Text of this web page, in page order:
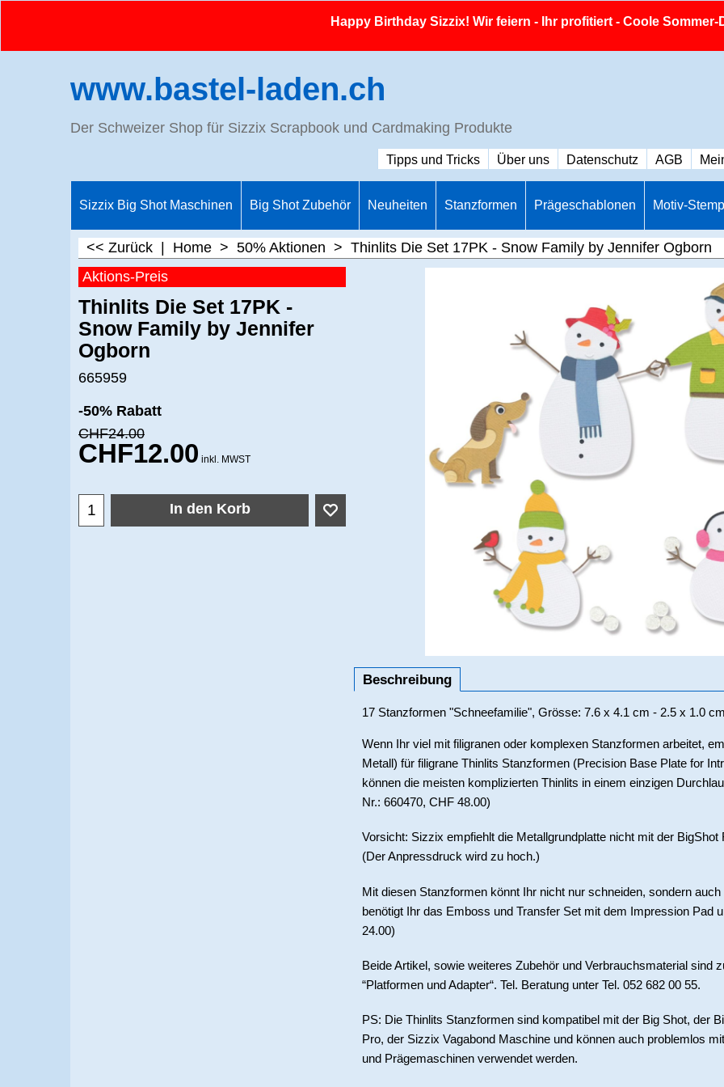
Happy Birthday Sizzix! Wir feiern - Ihr profitiert - Coole Sommer-
www.bastel-laden.ch
Der Schweizer Shop für Sizzix Scrapbook und Cardmaking Produkte
Tipps und Tricks Über uns Datenschutz AGB
Sizzix Big Shot Maschinen Big Shot Zubehör Neuheiten Stanzformen Prägeschablonen Motiv-
<< Zurück Home > 50% Aktionen > Thinlits Die Set 17PK - Snow Family by Jennifer Ogborn
Aktions-Preis
Thinlits Die Set 17PK -
Snow Family by Jennifer
Ogborn
665959
-50% Rabatt
CHF24.00
CHF12.00 inkl. MWST
In den Korb
Beschreibung
17 Stanzformen "Schneefamilie", Grösse: 7.6 x 4.1 cm - 2.5 x 1.0
Wenn Ihr viel mit filigranen oder komplexen Stanzformen arbeitet,
Metall) für filigrane Thinlits Stanzformen (Precision Base Plate for
können die meisten komplizierten Thinlits in einem einzigen
Nr.: 660470, CHF 48.00)
Vorsicht: Sizzix empfiehlt die Metallgrundplatte nicht mit der
(Der Anpressdruck wird zu hoch.)
Mit diesen Stanzformen könnt Ihr nicht nur schneiden, sondern
benötigt Ihr das Emboss und Transfer Set mit dem Impression Pad
24.00)
Beide Artikel, sowie weiteres Zubehör und Verbrauchsmaterial sind
“Platformen und Adapter“. Tel. Beratung unter Tel. 052 682 00 55.
PS: Die Thinlits Stanzformen sind kompatibel mit der Big Shot, der
Pro, der Sizzix Vagabond Maschine und können auch problemlos
und Prägemaschinen verwendet werden.